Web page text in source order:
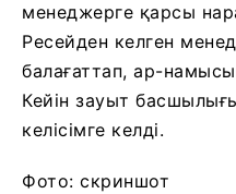
менеджерге қарсы
Ресейден келген
балағаттап, ар-
Кейін зауыт
келісімге келді.
Фото: скриншот